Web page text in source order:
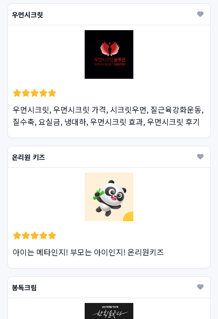
우먼시크릿
우먼시크릿, 우먼시크릿 가격, 시크릿우먼, 질근육강화운동,
질수축, 요실금, 냉대하, 우먼시크릿 효과, 우먼시크릿 후기
온리원 키즈
아이는 메타인지! 부모는 아이인지! 온리원키즈
봉독크림